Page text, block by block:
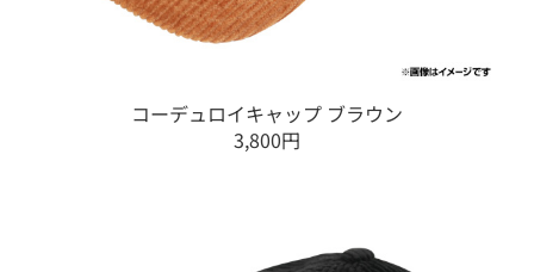
コーデュロイキャップ ブラウン
3,800円